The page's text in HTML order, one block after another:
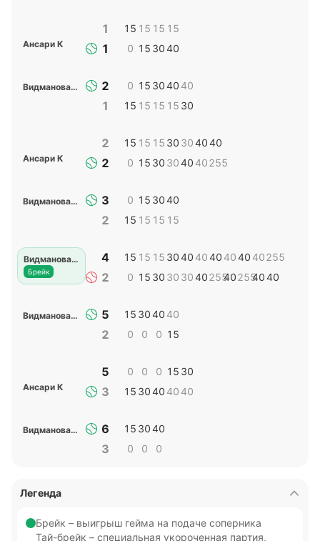
Ансари К
1
1
15
0
15
15
15
30
15
40
Видманова Д
2
1
0
15
15
15
30
15
40
15
40
30
Ансари К
2
2
15
0
15
15
15
30
30
30
30
40
40
40
40
255
Видманова Д
3
2
0
15
15
15
30
15
40
15
Видманова Д
Брейк
4
2
15
0
15
15
15
30
30
30
40
30
40
40
40
255
40
40
40
255
40
40
255
40
Видманова Д
5
2
15
0
30
0
40
0
40
15
Ансари К
5
3
0
15
0
30
0
40
15
40
30
40
Видманова Д
6
3
15
0
30
0
40
0
Легенда
Брейк – выигрыш гейма на подаче соперника
Тай-брейк – специальная укороченная партия,